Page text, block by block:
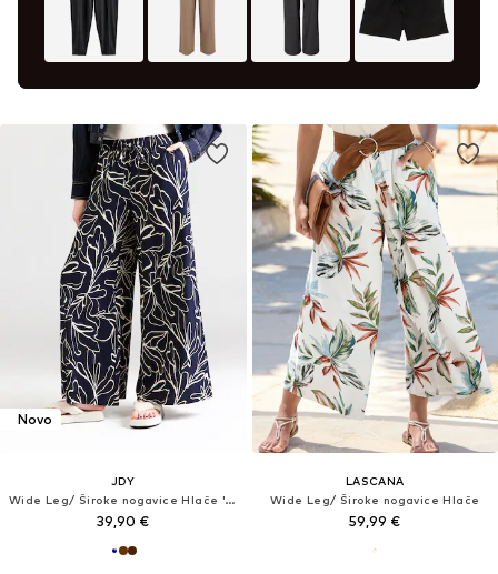
Novo
JDY
Wide Leg/ Široke nogavice Hlače 'JDYVENUS'
39,90 €
LASCANA
Wide Leg/ Široke nogavice Hlače
59,99 €